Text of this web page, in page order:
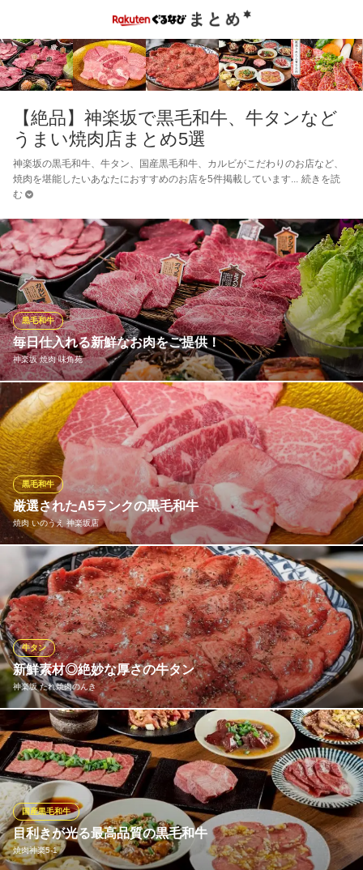
【絶品】神楽坂で黒毛和牛、牛タンなど
うまい焼肉店まとめ5選
神楽坂の黒毛和牛、牛タン、国産黒毛和牛、カルビがこだわりのお店など、
焼肉を堪能したいあなたにおすすめのお店を5件掲載しています
続きを読
む
毎日仕入れる新鮮なお肉をご提供！
神楽坂 焼肉 味角苑
黒毛和牛
六本木叙々苑にて、10年間修行し和牛にこだわり、つねに新鮮な
お肉を提供しております！☆
神楽坂 焼肉 味角苑
焼肉 ホルモン
ＪＲ飯田橋駅 徒歩2分
東京都新宿区神楽坂3-3-2
厳選されたA5ランクの黒毛和牛
焼肉 いのうえ 神楽坂店
黒毛和牛
産地やブランドだけにこだわらず 各地の質の高い黒毛和牛を厳選
してご準備しております。
焼肉 いのうえ 神楽坂店
個室で愉しむ上質な生肉
都営大江戸線牛込神楽坂駅 徒歩2分
東京都新宿区神楽坂5-1-2 2F
新鮮素材◎絶妙な厚さの牛タン
神楽坂 たれ焼肉のんき
牛タン
お肉は冷凍や半冷凍のものは使用せず、国産の新鮮なものを仕入
れています。大阪から直送されるタンは“厚いけど厚すぎない！”が
ウリ。美味しさがわかり、程よくお腹がいっぱいになるよう絶妙
な厚さでお出ししております。また、低温調理した「レバユッ
ケ」はお酒のアテにピッタリ。ぜひお召し上がりください。
神楽坂 たれ焼肉のんき
神楽坂でたれ焼肉を満喫
目利きが光る最高品質の黒毛和牛
焼肉神楽5‐1
国産黒毛和牛